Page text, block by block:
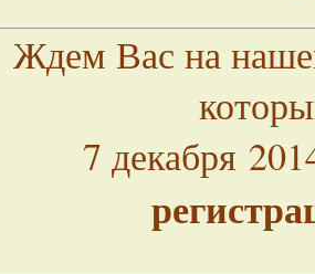
Ждем Вас на
7 декабря